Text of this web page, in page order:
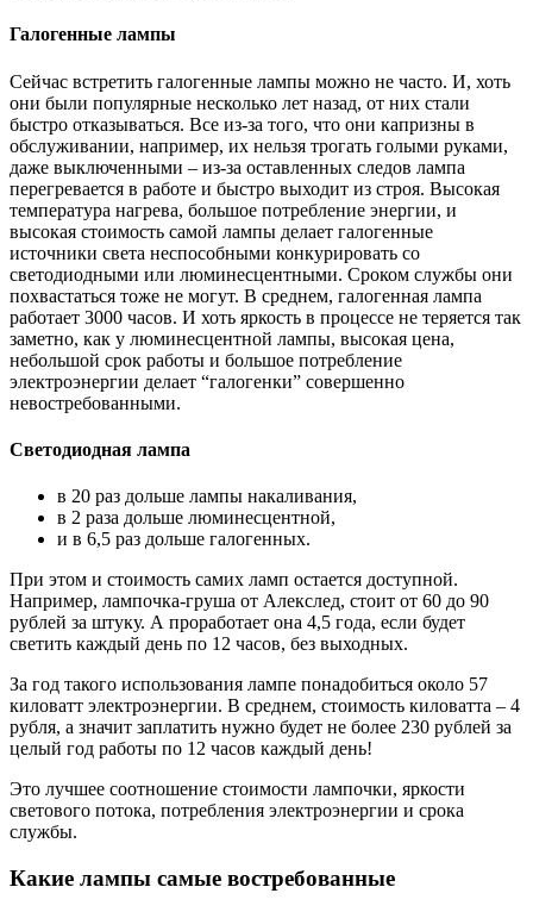
Галогенные лампы
Сейчас встретить галогенные лампы можно не часто. И, хоть
они были популярные несколько лет назад, от них стали
быстро отказываться. Все из-за того, что они капризны в
обслуживании, например, их нельзя трогать голыми руками,
даже выключенными – из-за оставленных следов лампа
перегревается в работе и быстро выходит из строя. Высокая
температура нагрева, большое потребление энергии, и
высокая стоимость самой лампы делает галогенные
источники света неспособными конкурировать со
светодиодными или люминесцентными. Сроком службы они
похвастаться тоже не могут. В среднем, галогенная лампа
работает 3000 часов. И хоть яркость в процессе не теряется так
заметно, как у люминесцентной лампы, высокая цена,
небольшой срок работы и большое потребление
электроэнергии делает “галогенки” совершенно
невостребованными.
Светодиодная лампа
в 20 раз дольше лампы накаливания,
в 2 раза дольше люминесцентной,
и в 6,5 раз дольше галогенных.
При этом и стоимость самих ламп остается доступной.
Например, лампочка-груша от Алекслед, стоит от 60 до 90
рублей за штуку. А проработает она 4,5 года, если будет
светить каждый день по 12 часов, без выходных.
За год такого использования лампе понадобиться около 57
киловатт электроэнергии. В среднем, стоимость киловатта – 4
рубля, а значит заплатить нужно будет не более 230 рублей за
целый год работы по 12 часов каждый день!
Это лучшее соотношение стоимости лампочки, яркости
светового потока, потребления электроэнергии и срока
службы.
Какие лампы самые востребованные